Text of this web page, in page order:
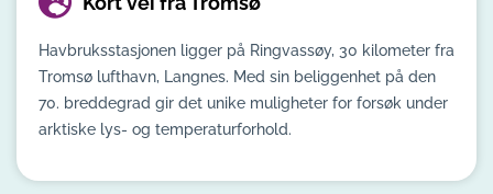
Havbruksstasjonen ligger på Ringvassøy, 30 kilometer fra
Tromsø lufthavn, Langnes. Med sin beliggenhet på den
70. breddegrad gir det unike muligheter for forsøk under
arktiske lys- og temperaturforhold.